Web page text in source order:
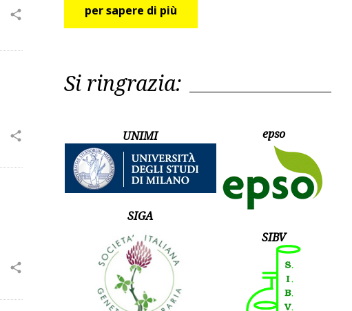
share
share
share
per sapere di più
Si ringrazia:
UNIMI
SIGA
epso
SIBV